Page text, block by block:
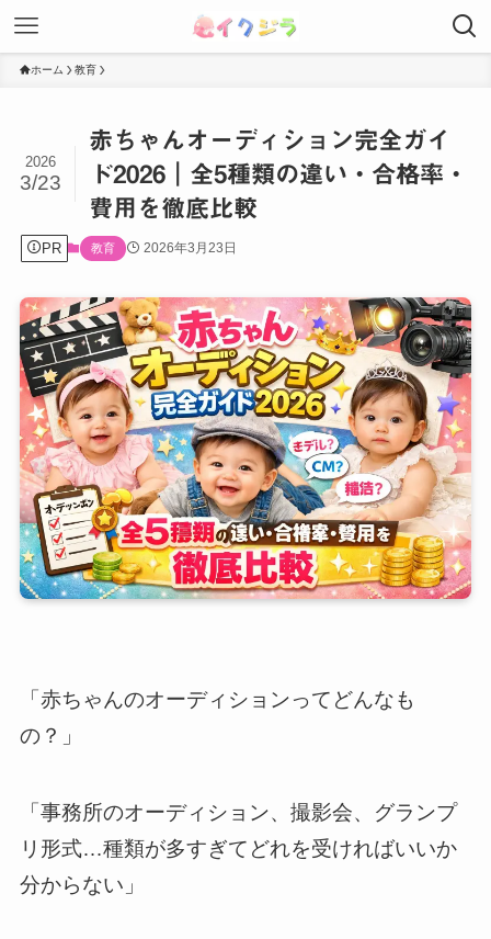
ホーム 教育
赤ちゃんオーディション完全ガイ
ド2026｜全5種類の違い・合格率・
費用を徹底比較
2026
3/23
PR 教育 2026年3月23日
「赤ちゃんのオーディションってどんなも
の？」
「事務所のオーディション、撮影会、グランプ
リ形式…種類が多すぎてどれを受ければいいか
分からない」